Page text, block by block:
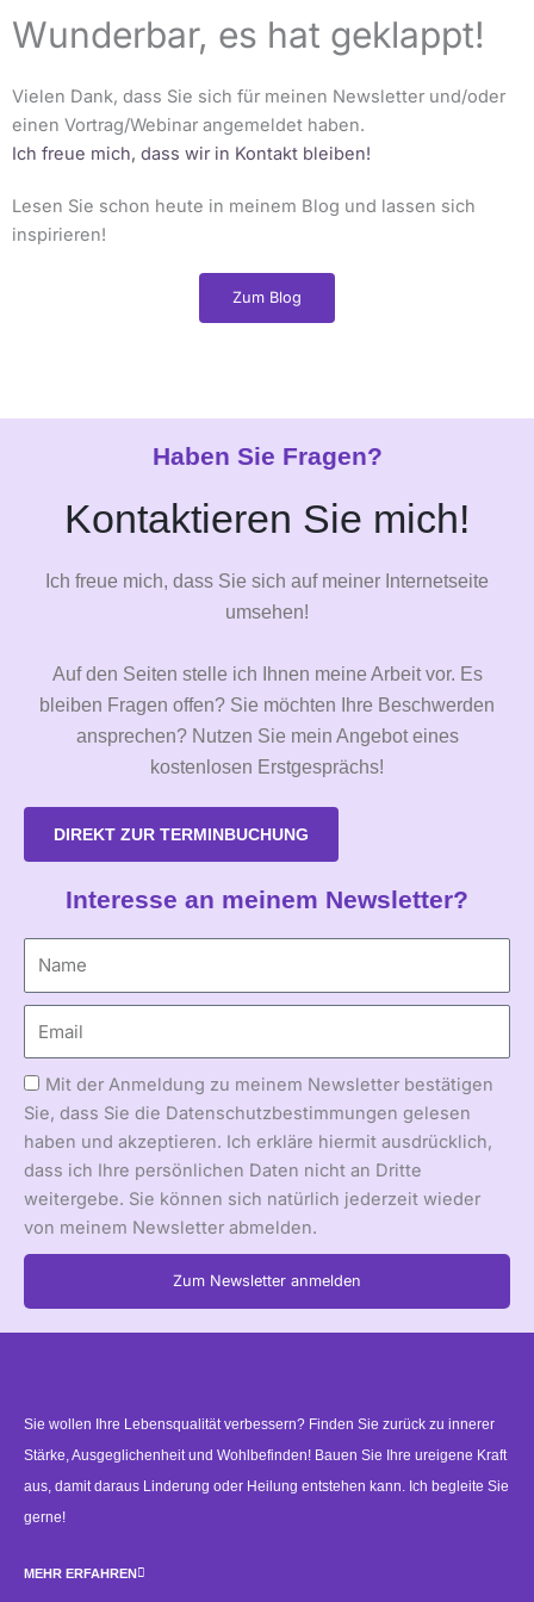
Inhalt
Wunderbar, es hat geklappt!
Vielen Dank, dass Sie sich für meinen Newsletter und/oder
einen Vortrag/Webinar angemeldet haben.
Ich freue mich, dass wir in Kontakt bleiben!
Lesen Sie schon heute in meinem Blog und lassen sich
inspirieren!
Zum Blog
Haben Sie Fragen?
Kontaktieren Sie mich!
Ich freue mich, dass Sie sich auf meiner Internetseite
umsehen!
Auf den Seiten stelle ich Ihnen meine Arbeit vor. Es
bleiben Fragen offen? Sie möchten Ihre Beschwerden
ansprechen? Nutzen Sie mein Angebot eines
kostenlosen Erstgesprächs!
DIREKT ZUR TERMINBUCHUNG
Interesse an meinem Newsletter?
Mit der Anmeldung zu meinem Newsletter bestätigen
Sie, dass Sie die Datenschutzbestimmungen gelesen
haben und akzeptieren. Ich erkläre hiermit ausdrücklich,
dass ich Ihre persönlichen Daten nicht an Dritte
weitergebe. Sie können sich natürlich jederzeit wieder
von meinem Newsletter abmelden.
Zum Newsletter anmelden
Sie wollen Ihre Lebensqualität verbessern? Finden Sie zurück zu innerer
Stärke, Ausgeglichenheit und Wohlbefinden! Bauen Sie Ihre ureigene Kraft
aus, damit daraus Linderung oder Heilung entstehen kann. Ich begleite Sie
gerne!
MEHR ERFAHREN